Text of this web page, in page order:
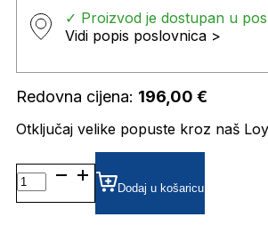
✓ Proizvod je dostupan u
Vidi popis poslovnica >
Redovna cijena: 196,00 €
Otključaj velike popuste kroz naš
AURORA DIOPTRIJSKI
OKVIRI
JISCO
Dodaj u košaricu